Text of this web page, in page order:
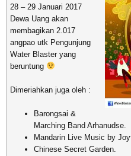
28 – 29 Januari 2017
Dewa Uang akan
membagikan 2.017
angpao utk Pengunjung
Water Blaster yang
beruntung
Dimeriahkan juga oleh :
Barongsai &
Marching Band Arhanudse.
Mandarin Live Music by
Chinese Secret Garden.